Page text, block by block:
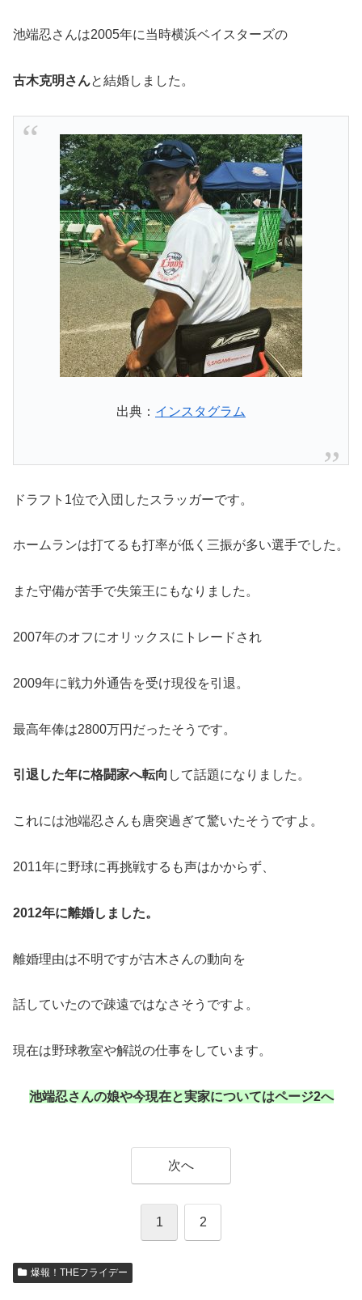
池端忍さんは2005年に当時横浜ベイスターズの
古木克明さんと結婚しました。
出典： インスタグラム
ドラフト1位で入団したスラッガーです。
ホームランは打てるも打率が低く三振が多い選手でした。
また守備が苦手で失策王にもなりました。
2007年のオフにオリックスにトレードされ
2009年に戦力外通告を受け現役を引退。
最高年俸は2800万円だったそうです。
引退した年に格闘家へ転向 して話題になりました。
これには池端忍さんも唐突過ぎて驚いたそうですよ。
2011年に野球に再挑戦するも声はかからず、
2012年に離婚しました。
離婚理由は不明ですが古木さんの動向を
話していたので疎遠ではなさそうですよ。
現在は野球教室や解説の仕事をしています。
池端忍さんの娘や今現在と実家についてはページ2へ
次へ
1 2
爆報！THEフライデー